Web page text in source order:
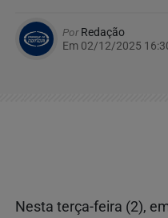
PorRedação
Em 02/12/2025
Nesta terça-feira (2),